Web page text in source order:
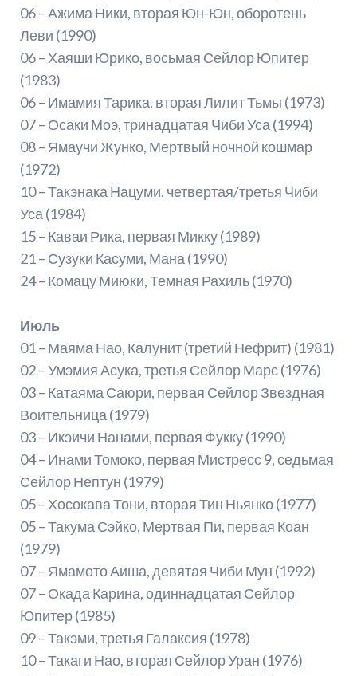
06 – Ажима Ники, вторая Юн-Юн, оборотень
Леви (1990)
06 – Хаяши Юрико, восьмая Сейлор Юпитер
(1983)
06 – Имамия Тарика, вторая Лилит Тьмы (1973)
07 – Осаки Моэ, тринадцатая Чиби Уса (1994)
08 – Ямаучи Жунко, Мертвый ночной кошмар
(1972)
10 – Такэнака Нацуми, четвертая/третья Чиби
Уса (1984)
15 – Каваи Рика, первая Микку (1989)
21 – Сузуки Касуми, Мана (1990)
24 – Комацу Миюки, Темная Рахиль (1970)
Июль
01 – Маяма Нао, Калунит (третий Нефрит) (1981)
02 – Умэмия Асука, третья Сейлор Марс (1976)
03 – Катаяма Саюри, первая Сейлор Звездная
Воительница (1979)
03 – Икэичи Нанами, первая Фукку (1990)
04 – Инами Томоко, первая Мистресс 9, седьмая
Сейлор Нептун (1979)
05 – Хосокава Тони, вторая Тин Ньянко (1977)
05 – Такума Сэйко, Мертвая Пи, первая Коан
(1979)
07 – Ямамото Аиша, девятая Чиби Мун (1992)
07 – Окада Карина, одиннадцатая Сейлор
Юпитер (1985)
09 – Такэми, третья Галаксия (1978)
10 – Такаги Нао, вторая Сейлор Уран (1976)